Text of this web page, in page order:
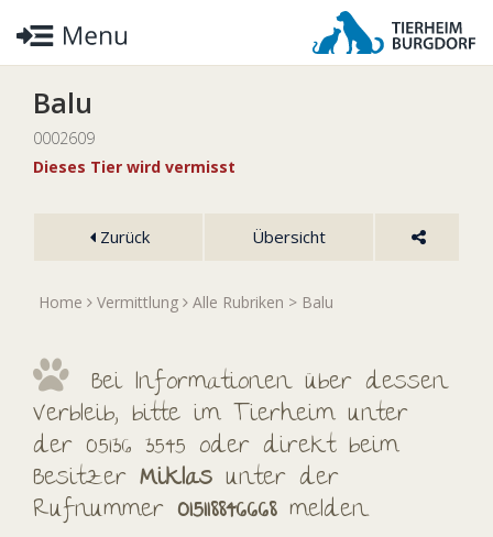
Balu
0002609
Dieses Tier wird vermisst
Zurück Übersicht
Home Vermittlung Alle Rubriken > Balu
Bei Informationen über dessen
Verbleib, bitte im Tierheim unter
der 05136 3545 oder direkt beim
Besitzer Miklas unter der
Rufnummer 015118846668melden.